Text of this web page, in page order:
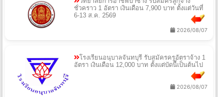
ชั่วคราว 1 อัตรา เงินเดือน 7,900 บาท ตั้งแต่วันที่
6-13 ส.ค. 2569
2026/08/07
โรงเรียนอนุบาลจันทบุรี รับสมัครครูอัตราจ้าง 1
อัตรา เงินเดือน 12,000 บาท ตั้งแต่บัดนี้เป็นต้นไป
2026/08/07